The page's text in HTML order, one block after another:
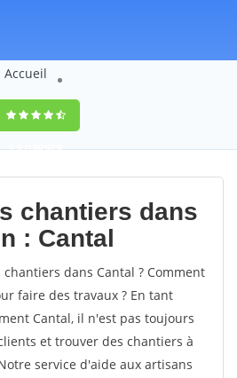
Accueil
9,5(100%)0
votes
chantiers dans
: Cantal
dans Cantal ? Comment
faire des travaux ? En tant
Cantal, il n'est pas toujours
et trouver des chantiers à
service d'aide aux artisans